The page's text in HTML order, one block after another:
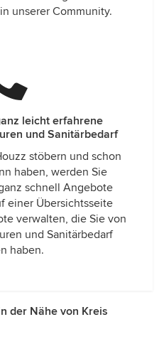
unserer Community.
leicht erfahrene
und Sanitärbedarf
stöbern und schon
haben, werden Sie
schnell Angebote
einer Übersichtsseite
verwalten, die Sie von
und Sanitärbedarf
haben.
der Nähe von Kreis